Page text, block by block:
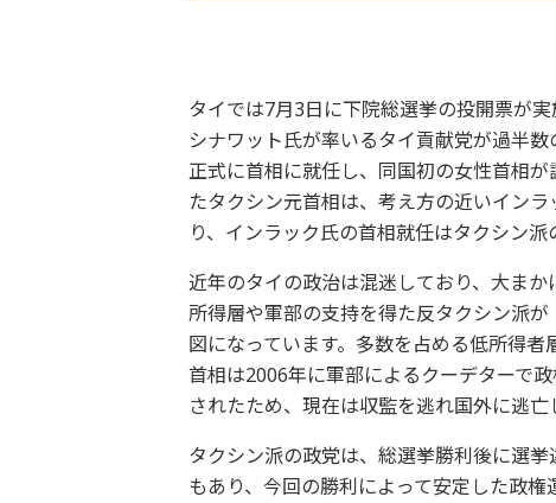
タイでは7月3日に下院総選挙の投開票が
シナワット氏が率いるタイ貢献党が過半
正式に首相に就任し、同国初の女性首相
たタクシン元首相は、考え方の近いイン
り、インラック氏の首相就任はタクシン派
近年のタイの政治は混迷しており、大ま
所得層や軍部の支持を得た反タクシン派
図になっています。多数を占める低所得
首相は2006年に軍部によるクーデターで
されたため、現在は収監を逃れ国外に逃亡
タクシン派の政党は、総選挙勝利後に選
もあり、今回の勝利によって安定した政